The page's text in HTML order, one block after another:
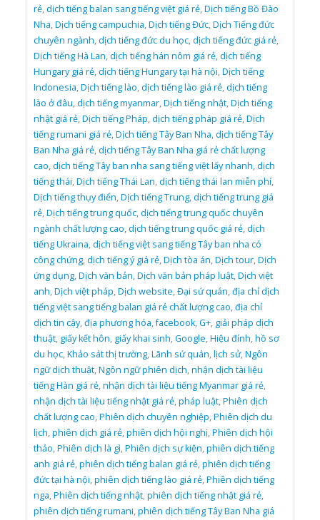
rẻ,dịch tiếng balan sang tiếng việt giá rẻ,Dịch tiếng Bồ Đào
Nha,Dịch tiếng campuchia,Dịch tiếng Đức,Dịch Tiếng đức
chuyên ngành,dịch tiếng đức du học,dịch tiếng đức giá rẻ,
Dịch tiếng Hà Lan,dịch tiếng hán nôm giá rẻ,dịch tiếng
Hungary giá rẻ,dịch tiếng Hungary tại hà nội,Dịch tiếng
Indonesia,Dịch tiếng lào,dịch tiếng lào giá rẻ,dịch tiếng
lào ở đâu,dịch tiếng myanmar,Dịch tiếng nhật,Dịch tiếng
nhật giá rẻ,Dịch tiếng Pháp,dịch tiếng pháp giá rẻ,Dịch
tiếng rumani giá rẻ,Dịch tiếng Tây Ban Nha,dịch tiếng Tây
Ban Nha giá rẻ,dịch tiếng Tây Ban Nha giá rẻ chất lượng
cao,dịch tiếng Tây ban nha sang tiếng việt lấy nhanh,dịch
tiếng thái,Dịch tiếng Thái Lan,dịch tiếng thái lan miễn phí,
Dịch tiếng thụy điển,Dịch tiếng Trung,dịch tiếng trung giá
rẻ,Dịch tiếng trung quốc,dịch tiếng trung quốc chuyên
ngành chất lượng cao,dịch tiếng trung quốc giá rẻ,dịch
tiếng Ukraina,dịch tiếng việt sang tiếng Tây ban nha có
công chứng,dịch tiếng ý giá rẻ,Dịch tòa án,Dịch tour,Dịch
ứng dụng,Dịch văn bản,Dịch văn bản pháp luật,Dịch việt
anh,Dịch việt pháp,Dịch website,Đại sứ quán,địa chỉ dịch
tiếng việt sang tiếng balan giá rẻ chất lượng cao,địa chỉ
dịch tin cậy,địa phương hóa,facebook,G+, giải pháp dịch
thuật, giấy kết hôn, giấy khai sinh,Google,Hiệu đính,hồ sơ
du học,Khảo sát thị trường,Lãnh sứ quán,lịch sử,Ngôn
ngữ dịch thuật,Ngôn ngữ phiên dịch,nhận dịch tài liệu
tiếng Hàn giá rẻ,nhận dịch tài liệu tiếng Myanmar giá rẻ,
nhận dịch tài liệu tiếng nhật giá rẻ,pháp luật,Phiên dịch
chất lượng cao,Phiên dịch chuyên nghiệp,Phiên dịch du
lịch,phiên dịch giá rẻ,phiên dịch hội nghị,Phiên dịch hội
thảo,Phiên dịch là gì,Phiên dịch sự kiện,phiên dịch tiếng
anh giá rẻ,phiên dịch tiếng balan giá rẻ,phiên dịch tiếng
đức tại hà nội,phiên dịch tiếng lào giá rẻ,Phiên dịch tiếng
nga,Phiên dịch tiếng nhật,phiên dịch tiếng nhật giá rẻ,
phiên dịch tiếng rumani,phiên dịch tiếng Tây Ban Nha giá